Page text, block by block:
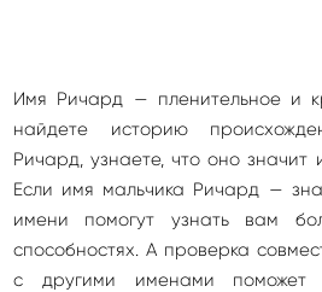
Имя Ричард — пленительное и
найдете историю
Ричард, узнаете, что оно значит
Если имя мальчика Ричард —
имени помогут узнать вам
способностях. А проверка
с другими именами